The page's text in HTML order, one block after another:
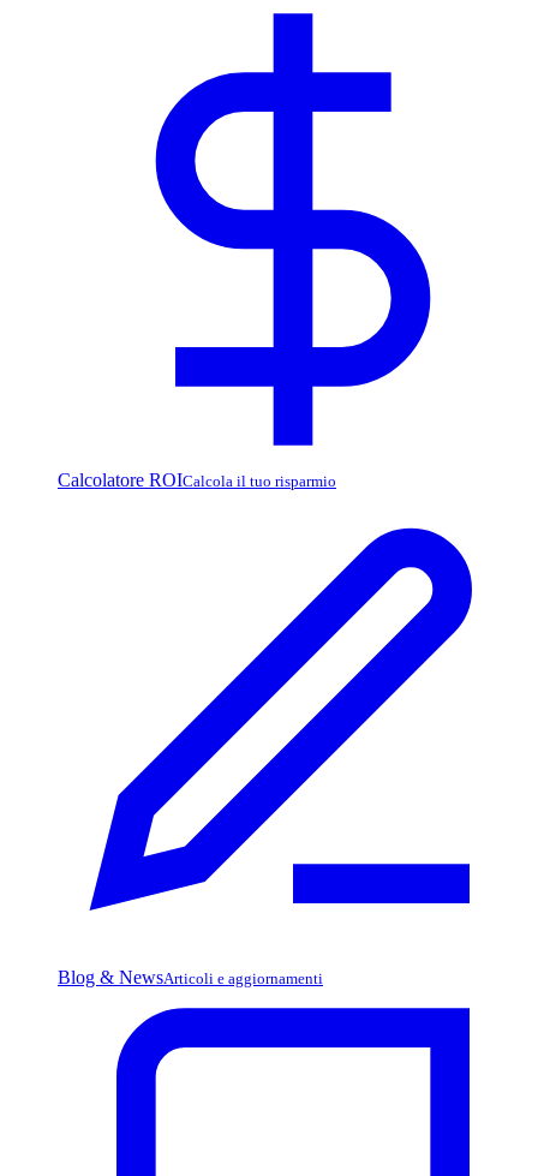
Calcolatore ROICalcola il tuo risparmio
Blog & NewsArticoli e aggiornamenti